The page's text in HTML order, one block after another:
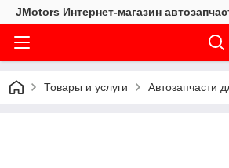
JMotors Интернет-магазин
Товары и услуги Автозапчасти